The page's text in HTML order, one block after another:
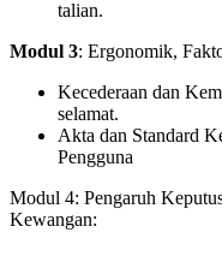
talian.
Modul 3: Ergonomik,
Kecederaan dan
selamat.
Akta dan Standard
Pengguna
Modul 4: Pengaruh
Kewangan: